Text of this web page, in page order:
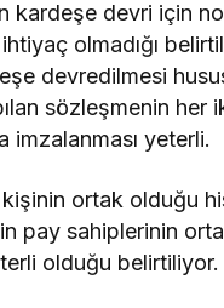
kardeşe devri için
olmadığı
devredilmesi
sözleşmenin her
imzalanması yeterli.
ortak olduğu
pay sahiplerinin
olduğu belirtiliyor.